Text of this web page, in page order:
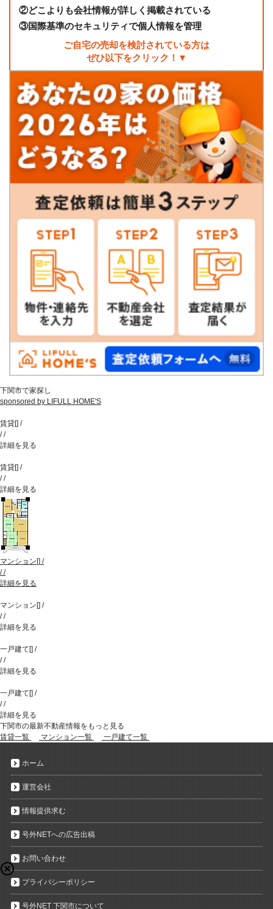
②どこよりも会社情報が詳しく掲載されている
③国際基準のセキュリティで個人情報を管理
ご自宅の売却を検討されている方は
ぜひ以下をクリック！▼
下関市で家探し
sponsored by LIFULL HOME'S
賃貸[] /
//
詳細を見る
賃貸[] /
//
詳細を見る
マンション [] /
//
詳細を見る
マンション [] /
//
詳細を見る
一戸建て [] /
//
詳細を見る
一戸建て [] /
//
詳細を見る
下関市の最新不動産情報をもっと見る
賃貸一覧
マンション一覧 一戸建て一覧
ホーム
運営会社
情報提供求む
号外NETへの広告出稿
お問い合わせ
プライバシーポリシー
号外NET 下関市について